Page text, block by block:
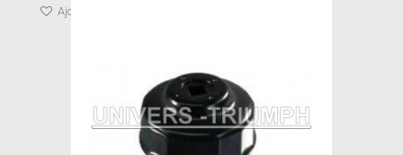
Ajouter à ma liste de cadeaux